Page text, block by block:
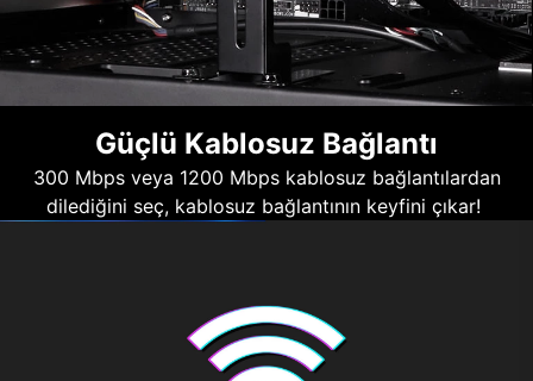
Güçlü Kablosuz Bağlantı
300 Mbps veya 1200 Mbps kablosuz bağlantılardan
dilediğini seç, kablosuz bağlantının keyfini çıkar!